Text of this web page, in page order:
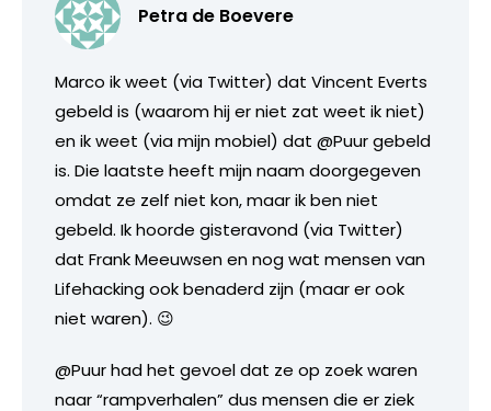
Petra de Boevere
Marco ik weet (via Twitter) dat Vincent Everts
gebeld is (waarom hij er niet zat weet ik niet)
en ik weet (via mijn mobiel) dat @Puur gebeld
is. Die laatste heeft mijn naam doorgegeven
omdat ze zelf niet kon, maar ik ben niet
gebeld. Ik hoorde gisteravond (via Twitter)
dat Frank Meeuwsen en nog wat mensen van
Lifehacking ook benaderd zijn (maar er ook
niet waren). 😉
@Puur had het gevoel dat ze op zoek waren
naar “rampverhalen” dus mensen die er ziek